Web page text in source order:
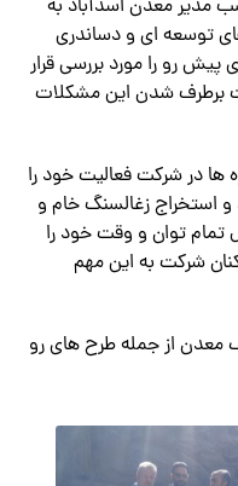
مدیر معدن اسدآباد به
توسعه ای و دساندری
رو را مورد بررسی قرار
برطرف شدن این مشکلات
در شرکت فعالیت خود را
استخراج زغالسنگ خام و
تمام توان و وقت خود را
شرکت به این مهم
از جمله طرح های رو